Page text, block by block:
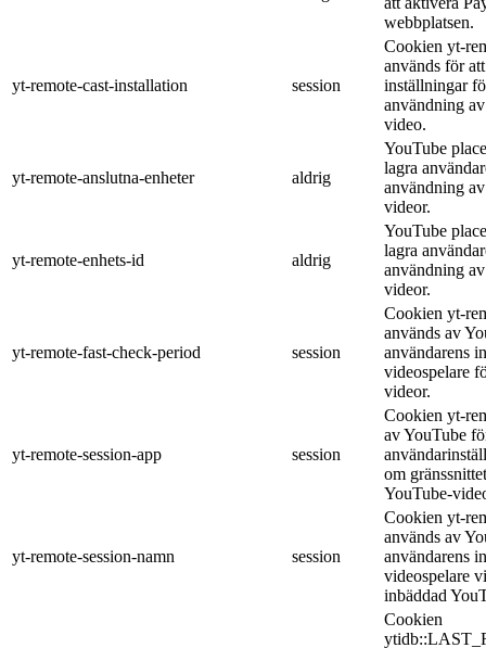
webbplatsen.
yt-remote-cast-installation session
Cookien yt-
används för
inställningar
användning
video.
yt-remote-anslutna-enheter aldrig
YouTube
lagra
användning
videor.
yt-remote-enhets-id aldrig
YouTube
lagra
användning
videor.
yt-remote-fast-check-period session
Cookien yt-
används av
användarens
videospelare
videor.
yt-remote-session-app session
Cookien yt-
av YouTube
om
YouTube-
yt-remote-session-namn session
Cookien yt-
används av
användarens
videospelare
inbäddad
Cookien